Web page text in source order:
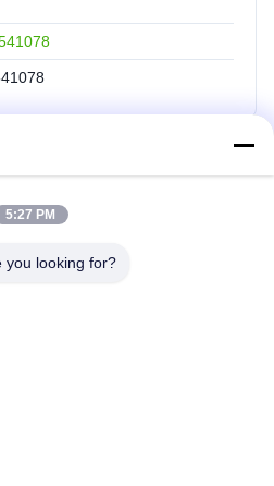
Rápidos
Inicio
Nosotros
5:27 PM
you looking for?